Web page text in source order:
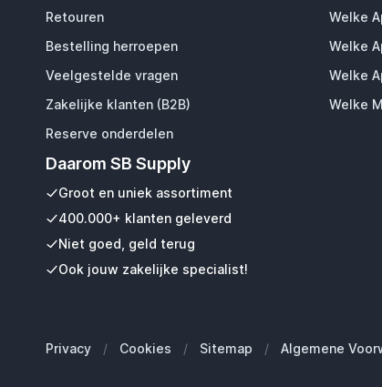
Retouren
Bestelling herroepen
Veelgestelde vragen
Zakelijke klanten (B2B)
Reserve onderdelen
Daarom SB Supply
Groot en uniek assortiment
400.000+ klanten geleverd
Niet goed, geld terug
Ook jouw zakelijke specialist!
Welke
Welke
Welke
Welke
Privacy / Cookies / Sitemap / Algemene